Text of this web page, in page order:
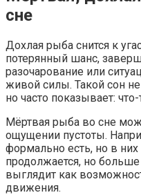
сне
Дохлая рыба снится к
потерянный шанс,
разочарование или
живой силы. Такой сон
но часто показывает:
Мёртвая рыба во сне
ощущении пустоты.
формально есть, но в них
продолжается, но
выглядит как
движения.